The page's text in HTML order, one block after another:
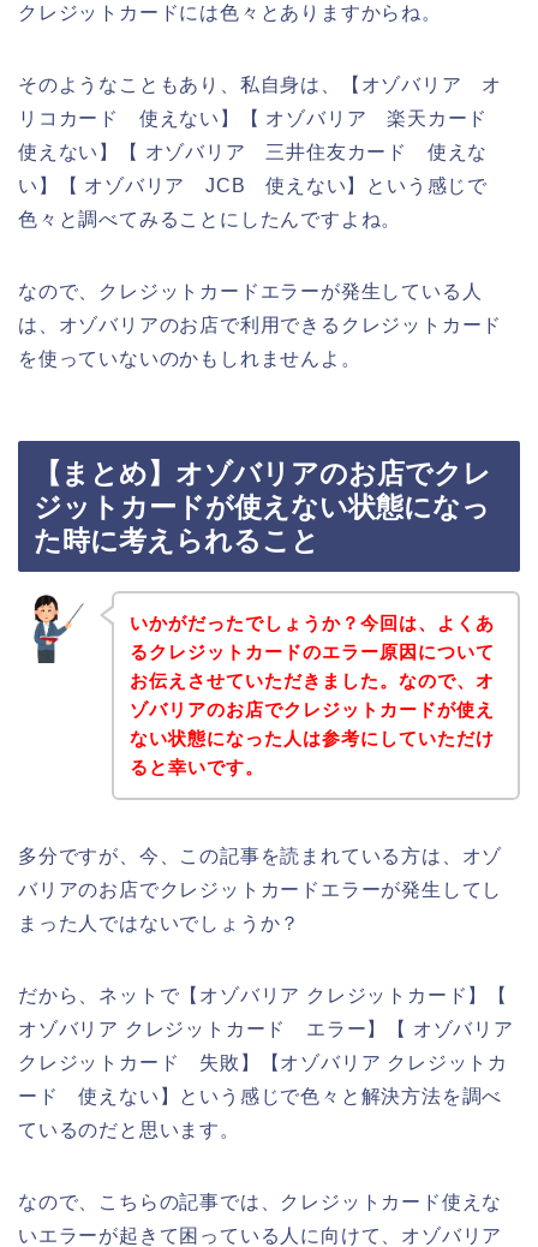
クレジットカードには色々とありますからね。
そのようなこともあり、私自身は、【オゾバリア オ
リコカード 使えない】【 オゾバリア 楽天カード
使えない】【 オゾバリア 三井住友カード 使えな
い】【 オゾバリア JCB 使えない】という感じで
色々と調べてみることにしたんですよね。
なので、クレジットカードエラーが発生している人
は、オゾバリアのお店で利用できるクレジットカード
を使っていないのかもしれませんよ。
【まとめ】オゾバリアのお店でクレ
ジットカードが使えない状態になっ
た時に考えられること
いかがだったでしょうか？今回は、よくあ
るクレジットカードのエラー原因について
お伝えさせていただきました。なので、オ
ゾバリアのお店でクレジットカードが使え
ない状態になった人は参考にしていただけ
ると幸いです。
多分ですが、今、この記事を読まれている方は、オゾ
バリアのお店でクレジットカードエラーが発生してし
まった人ではないでしょうか？
だから、ネットで【オゾバリア クレジットカード】【
オゾバリア クレジットカード エラー】【 オゾバリア
クレジットカード 失敗】【オゾバリア クレジットカ
ード 使えない】という感じで色々と解決方法を調べ
ているのだと思います。
なので、こちらの記事では、クレジットカード使えな
いエラーが起きて困っている人に向けて、オゾバリア